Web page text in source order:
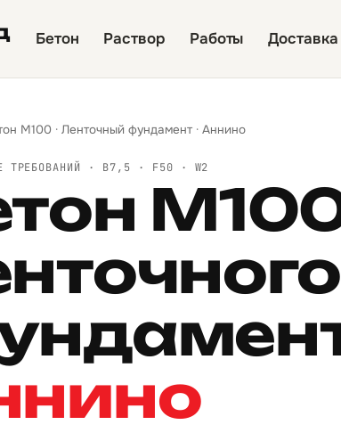
Бетон Раствор Работы Доставка
М100 · Ленточный фундамент · Аннино
ТРЕБОВАНИЙ · B7,5 · F50 · W2